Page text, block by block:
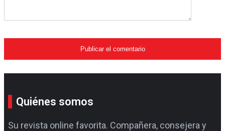
Quiénes somos
Su revista online favorita. Compañera, consejera y